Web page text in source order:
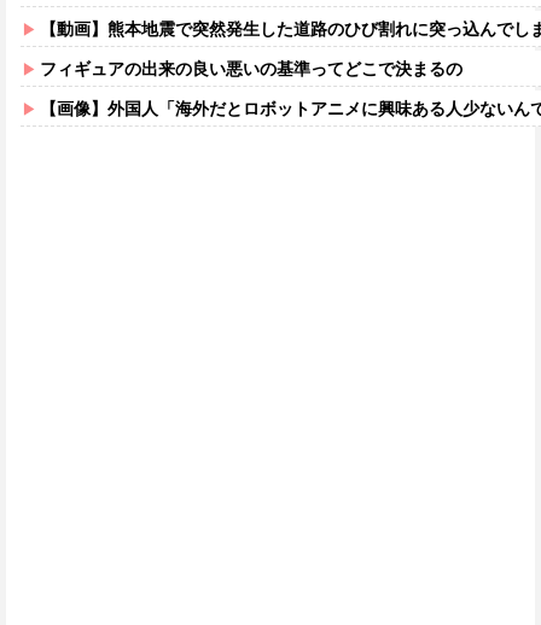
【動画】熊本地震で突然発生した道路のひび割れに突っ込んでし
フィギュアの出来の良い悪いの基準ってどこで決まるの
【画像】外国人「海外だとロボットアニメに興味ある人少ないん